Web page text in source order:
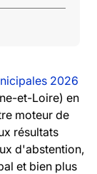
2026
et-Loire) en
moteur de
résultats
d'abstention,
et bien plus